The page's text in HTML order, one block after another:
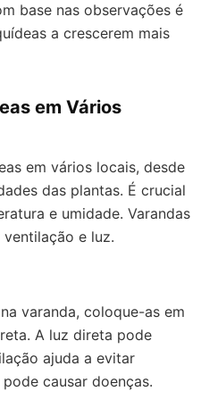
base nas observações é
a crescerem mais
em Vários
em vários locais, desde
das plantas. É crucial
e umidade. Varandas
e luz.
varanda, coloque-as em
A luz direta pode
ajuda a evitar
causar doenças.